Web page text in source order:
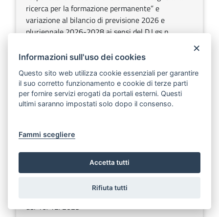
ricerca per la formazione permanente” e
variazione al bilancio di previsione 2026 e
pluriennale 2026-2028 ai sensi del D.Lgs n.
Argomenti:Bilancio, contabilità e finanza
DELIBERAZIONE DELLA GIUNTA REGIONALE
Interporto regionale della Puglia spa per la
definizione dell’intervento “Asse di collegamento
Zona Industriale - S.S. 16 – 1° stralcio” approvata
del 16/12/2025
×
Informazioni sull'uso dei cookies
Questo sito web utilizza cookie essenziali per garantire
il suo corretto funzionamento e cookie di terze parti
per fornire servizi erogati da portali esterni. Questi
ultimi saranno impostati solo dopo il consenso.
Fammi scegliere
Accetta tutti
Rifiuta tutti